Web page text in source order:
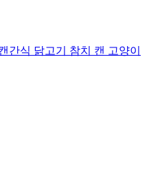
간식 닭고기 참치 캔 고양이